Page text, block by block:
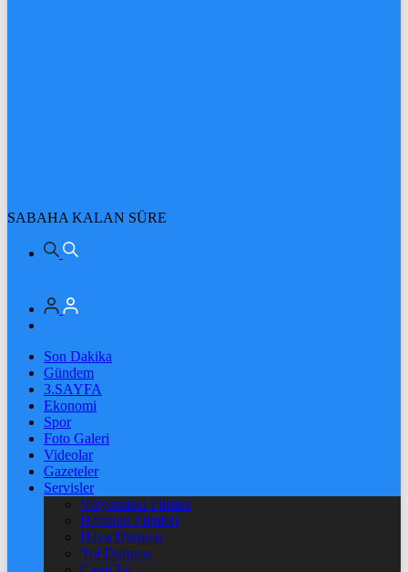
SABAHA KALAN SÜRE
Son Dakika
Gündem
3.SAYFA
Ekonomi
Spor
Foto Galeri
Videolar
Gazeteler
Servisler
Vizyondaki Filmler
Haftanin Filmleri
Hava Durumu
Yol Durumu